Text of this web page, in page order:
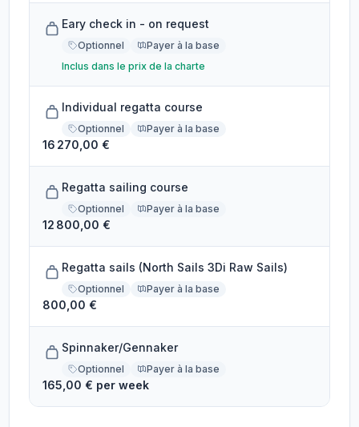
Eary check in - on request
Optionnel
Payer à la base
Inclus dans le prix de la charte
Individual regatta course
Optionnel Payer à la base
16 270,00 €
Regatta sailing course
Optionnel Payer à la base
12 800,00 €
Regatta sails (North Sails 3Di Raw Sails)
Optionnel Payer à la base
800,00 €
Spinnaker/Gennaker
Optionnel Payer à la base
165,00 € per week